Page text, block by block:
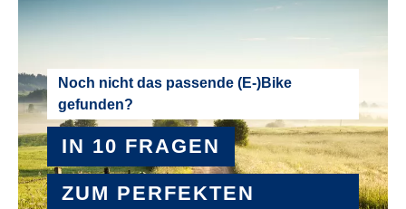
Noch nicht das passende (E-)Bike
gefunden?
IN 10 FRAGEN
ZUM PERFEKTEN